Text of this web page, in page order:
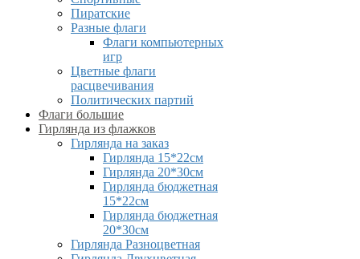
Пиратские
Разные флаги
Флаги компьютерных
игр
Цветные флаги
расцвечивания
Политических партий
Флаги большие
Гирлянда из флажков
Гирлянда на заказ
Гирлянда 15*22см
Гирлянда 20*30см
Гирлянда бюджетная
15*22см
Гирлянда бюджетная
20*30см
Гирлянда Разноцветная